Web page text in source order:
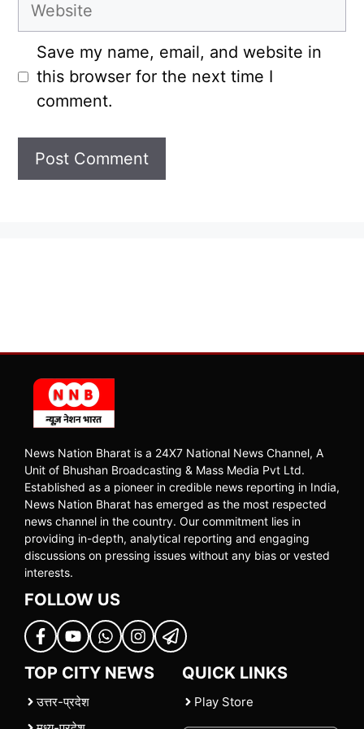
Save my name, email, and website in
this browser for the next time I
comment.
News Nation Bharat is a 24X7 National News Channel, A
Unit of Bhushan Broadcasting & Mass Media Pvt Ltd.
Established as a pioneer in credible news reporting in India,
News Nation Bharat has emerged as the most respected
news channel in the country. Our commitment lies in
providing in-depth, analytical reporting and engaging
discussions on pressing issues without any bias or vested
interests.
FOLLOW US
TOP CITY NEWS
उत्तर-प्रदेश
QUICK LINKS
Play Store